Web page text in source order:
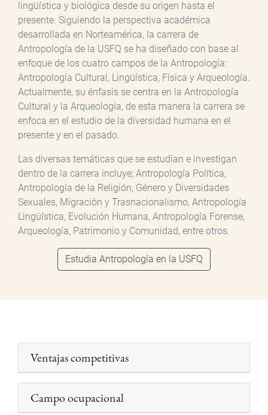
lingüística y biológica desde su origen hasta el
presente. Siguiendo la perspectiva académica
desarrollada en Norteamérica, la carrera de
Antropología de la USFQ se ha diseñado con base al
enfoque de los cuatro campos de la Antropología:
Antropología Cultural, Lingüística, Física y Arqueología.
Actualmente, su énfasis se centra en la Antropología
Cultural y la Arqueología, de esta manera la carrera se
enfoca en el estudio de la diversidad humana en el
presente y en el pasado.
Las diversas temáticas que se estudian e investigan
dentro de la carrera incluye; Antropología Política,
Antropología de la Religión, Género y Diversidades
Sexuales, Migración y Trasnacionalismo, Antropología
Lingüística, Evolución Humana, Antropología Forense,
Arqueología, Patrimonio y Comunidad, entre otros.
Estudia Antropología en la USFQ
Ventajas competitivas
Campo ocupacional